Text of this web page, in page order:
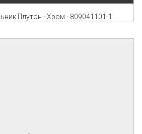
Плутон - Хром - 809041101-1